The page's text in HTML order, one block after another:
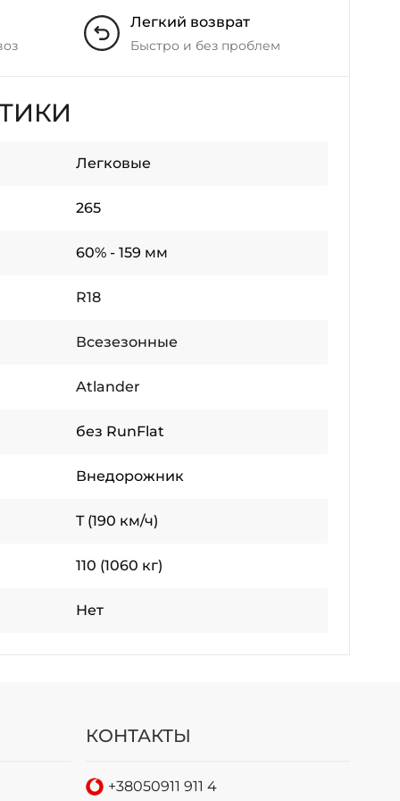
Легкий возврат
Быстро и без проблем
Легковые
265
60% - 159 мм
R18
Всезезонные
Atlander
без RunFlat
Внедорожник
T (190 км/ч)
110 (1060 кг)
Нет
КОНТАКТЫ
+38050911 911 4